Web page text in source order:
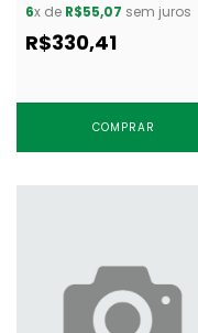
chocolate c/ 50 m
6x de R$55,07 sem juros
R$330,41
COMPRAR